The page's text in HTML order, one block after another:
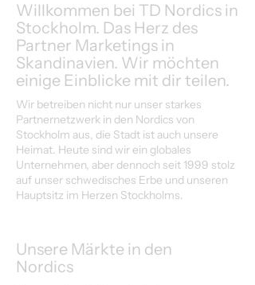
Willkommen bei TD Nordics in
Stockholm. Das Herz des
Partner Marketings in
Skandinavien. Wir möchten
einige Einblicke mit dir teilen.
Wir betreiben nicht nur unser starkes
Partnernetzwerk in den Nordics von
Stockholm aus, die Stadt ist auch unsere
Heimat. Heute sind wir ein globales
Unternehmen, aber dennoch seit 1999 stolz
auf unser schwedisches Erbe und unseren
Hauptsitz im Herzen Stockholms.
Unsere Märkte in den
Nordics